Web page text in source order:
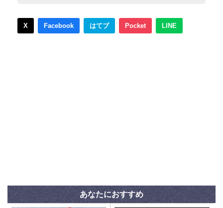
X Facebook はてブ Pocket LINE
あなたにおすすめ